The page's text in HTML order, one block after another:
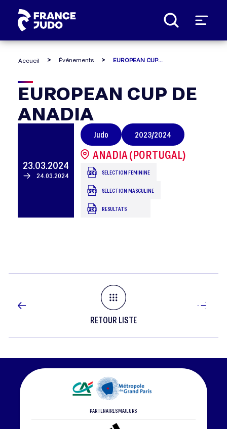
Accueil Événements EUROPEAN CUP DE ANADIA
EUROPEAN
CUP
ANADIA
EUROPEAN CUP DE
ANADIA
23.03.2024
24.03.2024
Judo 2023/2024
ANADIA (PORTUGAL)
SELECTION FEMININE
SELECTION MASCULINE
RESULTATS
RETOUR LISTE
PARTENAIRES MAJEURS